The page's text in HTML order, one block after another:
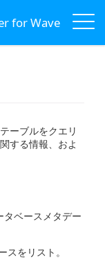
for Wave
ーブルをクエリ
する情報、およ
ベースメタデー
スをリスト。